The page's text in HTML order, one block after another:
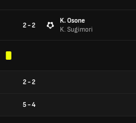
2 - 2
K. Osone
K. Sugimori
2-2
5-4